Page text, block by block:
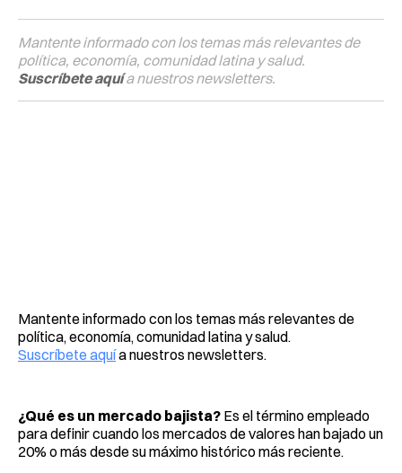
Mantente informado con los temas más relevantes de
política, economía, comunidad latina y salud.
Suscríbete aquía nuestros newsletters.
Mantente informado con los temas más relevantes de
política, economía, comunidad latina y salud.
Suscríbete aquía nuestros newsletters.
¿Qué es un mercado bajista? Es el término empleado
para definir cuando los mercados de valores han bajado un
20% o más desde su máximo histórico más reciente.